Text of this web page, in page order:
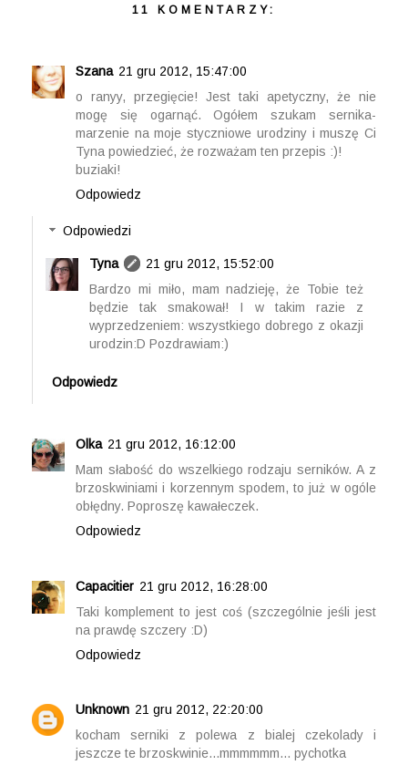
11 KOMENTARZY:
Szana 21 gru 2012, 15:47:00
o ranyy, przegięcie! Jest taki apetyczny, że nie
mogę się ogarnąć. Ogółem szukam sernika-
marzenie na moje styczniowe urodziny i muszę Ci
Tyna powiedzieć, że rozważam ten przepis :)!
buziaki!
Odpowiedz
Odpowiedzi
Tyna
21 gru 2012, 15:52:00
Bardzo mi miło, mam nadzieję, że Tobie też
będzie tak smakował! I w takim razie z
wyprzedzeniem: wszystkiego dobrego z okazji
urodzin:D Pozdrawiam:)
Odpowiedz
Olka 21 gru 2012, 16:12:00
Mam słabość do wszelkiego rodzaju serników. A z
brzoskwiniami i korzennym spodem, to już w ogóle
obłędny. Poproszę kawałeczek.
Odpowiedz
Capacitier 21 gru 2012, 16:28:00
Taki komplement to jest coś (szczególnie jeśli jest
na prawdę szczery :D)
Odpowiedz
Unknown 21 gru 2012, 22:20:00
kocham serniki z polewa z bialej czekolady i
jeszcze te brzoskwinie...mmmmmm... pychotka